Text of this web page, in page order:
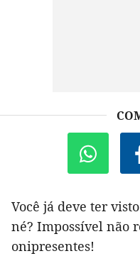
Você já deve ter
né? Impossível não
onipresentes!